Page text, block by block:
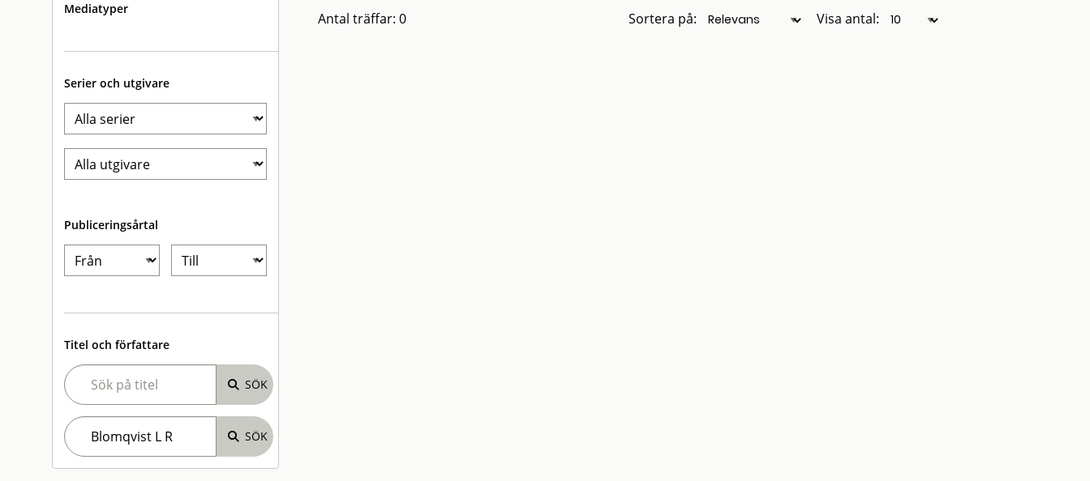
Mediatyper
Serier och utgivare
Publiceringsårtal
Titel och författare
Antal träffar: 0 Sortera på: Visa antal: